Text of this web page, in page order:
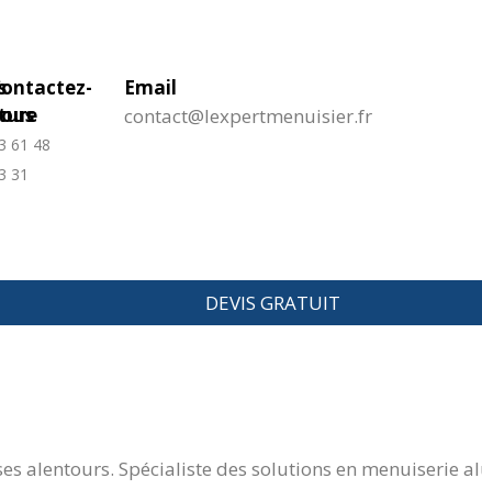
61 48
31
Email
contact@lexpertmenuisier.fr
DEVIS GRATUIT
alentours. Spécialiste des solutions en menuiserie